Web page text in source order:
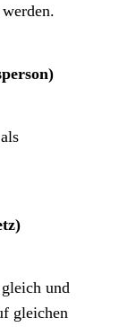
und
gleichen